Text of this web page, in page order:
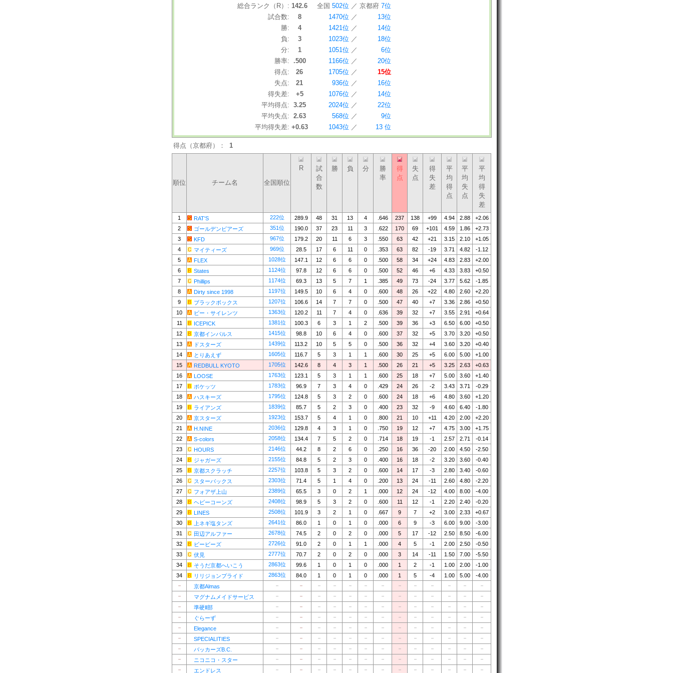
総合ランク（R）: 142.6 全国 502位 ／ 京都府 7位
試合数:
8 1470位 ／
13位
勝:
4 1421位 ／
14位
負:
3 1023位 ／
18位
分:
1 1051位 ／
6位
勝率:
.500 1166位 ／
20位
得点:
26 1705位 ／
15位
失点:
21 936位 ／
16位
得失差:
+5 1076位 ／
14位
平均得点: 3.25 2024位 ／
22位
平均失点: 2.63 568位 ／
9位
平均得失差: +0.63 1043位 ／ 13 位
得点（京都府）： 1
順位 チーム名 全国順位
R
試
合
数
勝 負 分
勝
率
得
点
失
点
得
失
差
平
均
得
点
平
均
失
点
平
均
得
失
差
1 RAT'S 222位 289.9 48 31 13 4 .646 237 138 +99 4.94 2.88
+2.06
2
ゴールデンビアーズ 351位 190.0 37 23 11 3 .622 170 69 +101 4.59 1.86
+2.73
3
KFD 967位 179.2 20 11 6 3 .550 63 42 +21 3.15 2.10
+1.05
4
マイティーズ 969位 28.5 17 6 11 0 .353 63 82 -19 3.71 4.82
-1.12
5
FLEX 1028位 147.1 12 6 6 0 .500 58 34 +24 4.83 2.83
+2.00
6
States 1124位 97.8 12 6 6 0 .500 52 46 +6 4.33 3.83
+0.50
7
Phillips 1174位 69.3 13 5 7 1 .385 49 73 -24 3.77 5.62
-1.85
8
Dirty since 1998 1197位 149.5 10 6 4 0 .600 48 26 +22 4.80 2.60
+2.20
9
ブラックボックス 1207位 106.6 14 7 7 0 .500 47 40 +7 3.36 2.86
+0.50
10
ビー・サイレンツ 1363位 120.2 11 7 4 0 .636 39 32 +7 3.55 2.91
+0.64
11
ICEPICK 1381位 100.3 6 3 1 2 .500 39 36 +3 6.50 6.00
+0.50
12
京都インパルス 1415位 98.8 10 6 4 0 .600 37 32 +5 3.70 3.20
+0.50
13
ドスターズ 1439位 113.2 10 5 5 0 .500 36 32 +4 3.60 3.20
+0.40
14
とりあえず 1605位 116.7 5 3 1 1 .600 30 25 +5 6.00 5.00
+1.00
15
REDBULL KYOTO 1705位 142.6 8 4 3 1 .500 26 21 +5 3.25 2.63
+0.63
16
LOOSE 1763位 123.1 5 3 1 1 .600 25 18 +7 5.00 3.60
+1.40
17
ポケッツ 1783位 96.9 7 3 4 0 .429 24 26 -2 3.43 3.71
-0.29
18
ハスキーズ 1795位 124.8 5 3 2 0 .600 24 18 +6 4.80 3.60
+1.20
19
ライアンズ 1839位 85.7 5 2 3 0 .400 23 32 -9 4.60 6.40
-1.80
20
京スターズ 1923位 153.7 5 4 1 0 .800 21 10 +11 4.20 2.00
+2.20
21
H.NINE 2036位 129.8 4 3 1 0 .750 19 12 +7 4.75 3.00
+1.75
22
S-colors 2058位 134.4 7 5 2 0 .714 18 19 -1 2.57 2.71
-0.14
23
HOURS 2146位 44.2 8 2 6 0 .250 16 36 -20 2.00 4.50
-2.50
24
ジャガーズ 2155位 84.8 5 2 3 0 .400 16 18 -2 3.20 3.60
-0.40
25
京都スクラッチ 2257位 103.8 5 3 2 0 .600 14 17 -3 2.80 3.40
-0.60
26
スターバックス 2303位 71.4 5 1 4 0 .200 13 24 -11 2.60 4.80
-2.20
27
フォアザ上山 2389位 65.5 3 0 2 1 .000 12 24 -12 4.00 8.00
-4.00
28
ヘビーコーンズ 2408位 98.9 5 3 2 0 .600 11 12 -1 2.20 2.40
-0.20
29
LINES 2508位 101.9 3 2 1 0 .667 9 7 +2 3.00 2.33
+0.67
30
上ネギ塩タンズ 2641位 86.0 1 0 1 0 .000 6 9 -3 6.00 9.00
-3.00
31
田辺アルファー 2678位 74.5 2 0 2 0 .000 5 17 -12 2.50 8.50
-6.00
32
ビービーズ 2726位 91.0 2 0 1 1 .000 4 5 -1 2.00 2.50
-0.50
33
伏見 2777位 70.7 2 0 2 0 .000 3 14 -11 1.50 7.00
-5.50
34
そうだ京都へいこう 2863位 99.6 1 0 1 0 .000 1 2 -1 1.00 2.00
-1.00
34
リリジョンプライド 2863位 84.0 1 0 1 0 .000 1 5 -4 1.00 5.00
-4.00
－
京都Almas － － － － － － － － － － － －
－
－
マグナムメイドサービス － － － － － － － － － － － －
－
－
準硬Ⅱ部 － － － － － － － － － － － －
－
－
ぐらーず － － － － － － － － － － － －
－
－
Elegance － － － － － － － － － － － －
－
－
SPECIALITIES － － － － － － － － － － － －
－
－
バッカーズB.C. － － － － － － － － － － － －
－
－
ニコニコ・スター － － － － － － － － － － － －
－
－
エンドレス － － － － － － － － － － － － －